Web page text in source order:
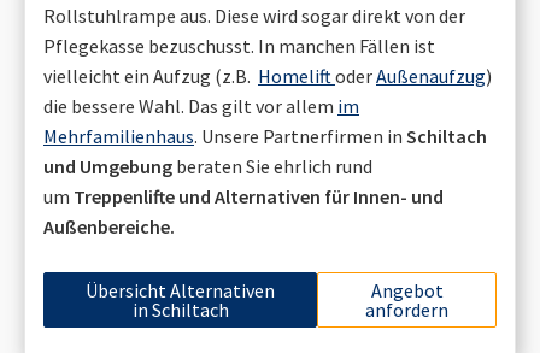
Rollstuhlrampe aus. Diese wird sogar direkt von der
Pflegekasse bezuschusst. In manchen Fällen ist
vielleicht ein Aufzug (z.B. HomeliftoderAußenaufzug)
die bessere Wahl. Das gilt vor allem im
Mehrfamilienhaus. Unsere Partnerfirmen in Schiltach
und Umgebung beraten Sie ehrlich rund
um Treppenlifte und Alternativen für Innen- und
Außenbereiche.
Übersicht Alternativen
in Schiltach
Angebot
anfordern